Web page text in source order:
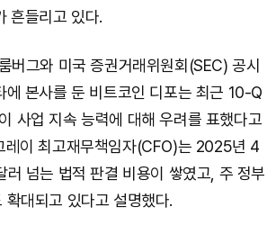
흔들리고 있다.
버그와 미국 증권거래위원회(SEC) 공시
에 본사를 둔 비트코인 디포는 최근 10-Q
사업 지속 능력에 대해 우려를 표했다고
레이 최고재무책임자(CFO)는 2025년 4
넘는 법적 판결 비용이 쌓였고, 주 정부
대되고 있다고 설명했다.